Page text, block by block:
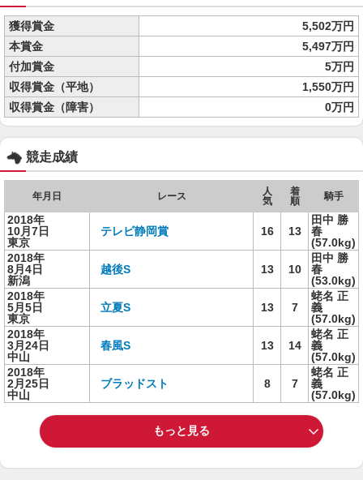
獲得賞金
5,502万円
本賞金
5,497万円
付加賞金
5万円
収得賞金（平地）
1,550万円
収得賞金（障害）
0万円
競走成績
年月日 レース
人
気
着
順
騎手
2018年
10月7日
東京
テレビ静岡賞 16 13
田中 勝
春
(57.0kg)
2018年
8月4日
新潟
越後S 13 10
田中 勝
春
(53.0kg)
2018年
5月5日
東京
立夏S 13 7
蛯名 正
義
(57.0kg)
2018年
3月24日
中山
春風S 13 14
蛯名 正
義
(57.0kg)
2018年
2月25日
中山
ブラッドスト 8 7
蛯名 正
義
(57.0kg)
もっと見る